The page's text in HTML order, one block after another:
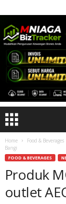
Home Food & Beverages
Bangi
FOOD & BEVERAGES
Produk
outlet